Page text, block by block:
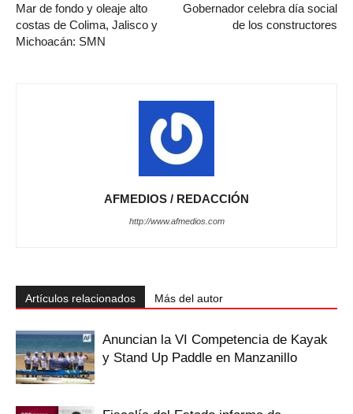
Mar de fondo y oleaje alto
costas de Colima, Jalisco y
Michoacán: SMN
Gobernador celebra día social
de los constructores
AFMEDIOS / REDACCIÓN
http://www.afmedios.com
Artículos relacionados Más del autor
Anuncian la VI Competencia de Kayak
y Stand Up Paddle en Manzanillo